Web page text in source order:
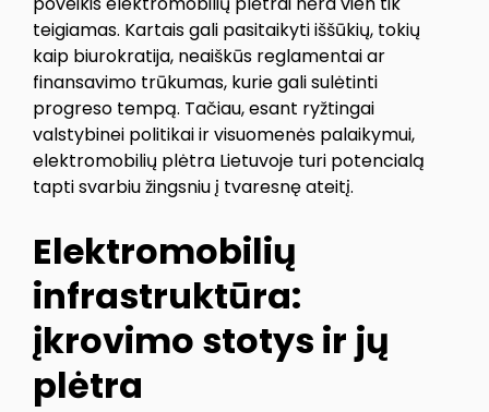
teigiamas. Kartais gali pasitaikyti iššūkių, tokių
kaip biurokratija, neaiškūs reglamentai ar
finansavimo trūkumas, kurie gali sulėtinti
progreso tempą. Tačiau, esant ryžtingai
valstybinei politikai ir visuomenės palaikymui,
elektromobilių plėtra Lietuvoje turi potencialą
tapti svarbiu žingsniu į tvaresnę ateitį.
Elektromobilių
infrastruktūra:
įkrovimo stotys ir jų
plėtra